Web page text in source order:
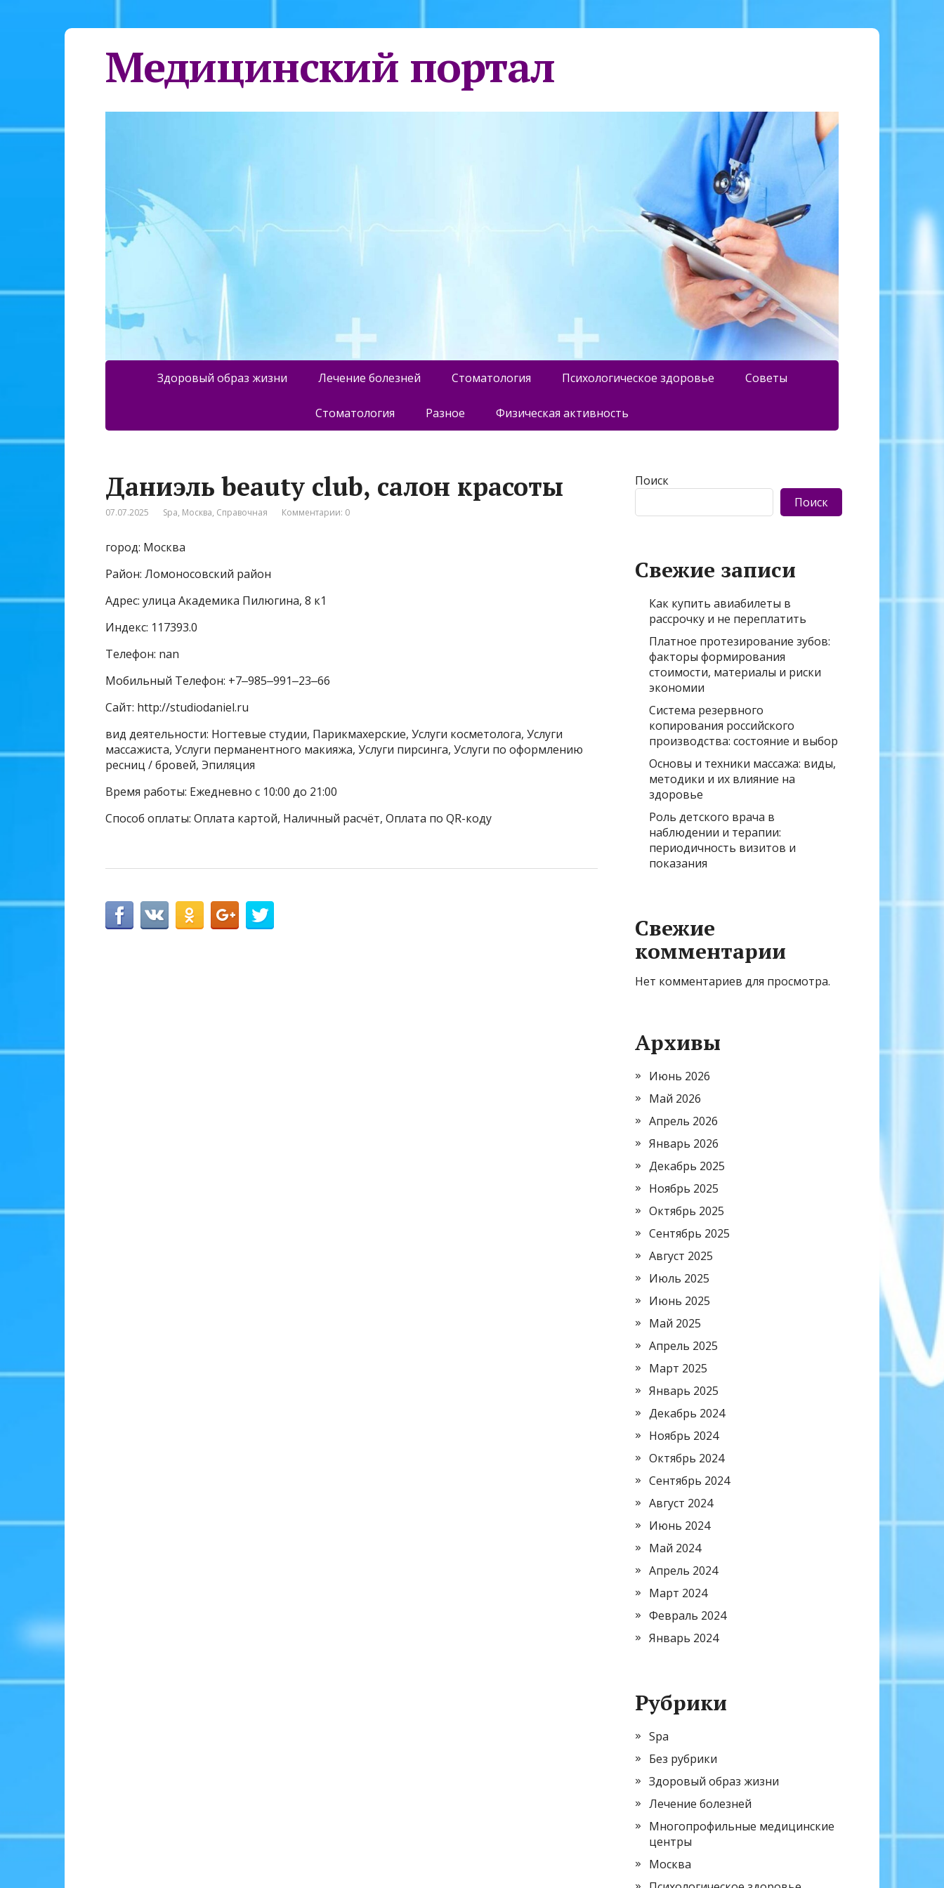
Медицинский портал
Здоровый образ жизни Лечение болезней Стоматология Психологическое здоровье Советы
Стоматология Разное Физическая активность
Даниэль beauty club, салон красоты
07.07.2025 Spa, Москва, Справочная Комментарии: 0
город: Москва
Район: Ломоносовский район
Адрес: улица Академика Пилюгина, 8 к1
Индекс: 117393.0
Телефон: nan
Мобильный Телефон: +7‒985‒991‒23‒66
Сайт: http://studiodaniel.ru
вид деятельности: Ногтевые студии, Парикмахерские, Услуги косметолога, Услуги
массажиста, Услуги перманентного макияжа, Услуги пирсинга, Услуги по оформлению
ресниц / бровей, Эпиляция
Время работы: Ежедневно с 10:00 до 21:00
Способ оплаты: Оплата картой, Наличный расчёт, Оплата по QR-коду
Поиск
Поиск
Свежие записи
Как купить авиабилеты в
рассрочку и не переплатить
Платное протезирование зубов:
факторы формирования
стоимости, материалы и риски
экономии
Система резервного
копирования российского
производства: состояние и выбор
Основы и техники массажа: виды,
методики и их влияние на
здоровье
Роль детского врача в
наблюдении и терапии:
периодичность визитов и
показания
Свежие
комментарии
Нет комментариев для просмотра.
Архивы
Июнь 2026
Май 2026
Апрель 2026
Январь 2026
Декабрь 2025
Ноябрь 2025
Октябрь 2025
Сентябрь 2025
Август 2025
Июль 2025
Июнь 2025
Май 2025
Апрель 2025
Март 2025
Январь 2025
Декабрь 2024
Ноябрь 2024
Октябрь 2024
Сентябрь 2024
Август 2024
Июнь 2024
Май 2024
Апрель 2024
Март 2024
Февраль 2024
Январь 2024
Рубрики
Spa
Без рубрики
Здоровый образ жизни
Лечение болезней
Многопрофильные медицинские
центры
Москва